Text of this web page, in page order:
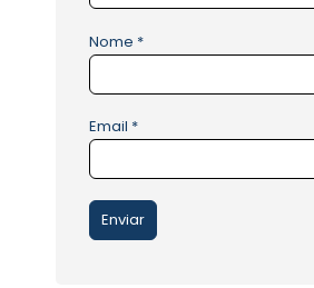
Nome *
Email *